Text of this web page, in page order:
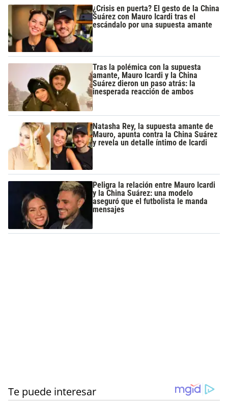
¿Crisis en puerta? El gesto de la China
Suárez con Mauro Icardi tras el
escándalo por una supuesta amante
Tras la polémica con la supuesta
amante, Mauro Icardi y la China
Suárez dieron un paso atrás: la
inesperada reacción de ambos
Natasha Rey, la supuesta amante de
Mauro, apunta contra la China Suárez
y revela un detalle íntimo de Icardi
Peligra la relación entre Mauro Icardi
y la China Suárez: una modelo
aseguró que el futbolista le manda
mensajes